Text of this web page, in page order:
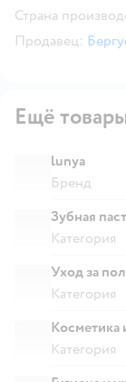
Страна
Продавец:
Ещё
lunya
Бренд
Зубная
Категория
Уход за
Категория
Косметика
Категория